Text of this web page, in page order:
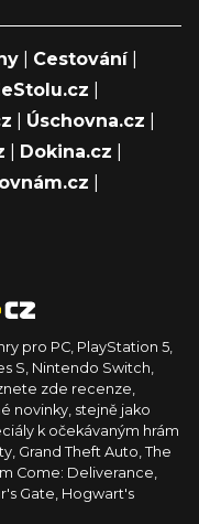
Cestování|
Úschovna.cz
Dokina.cz
pro PC, PlayStation 5,
S, Nintendo Switch,
zde recenze,
novinky, stejně jako
k očekávaným hrám
Grand Theft Auto, The
Come: Deliverance,
Gate, Hogwart's